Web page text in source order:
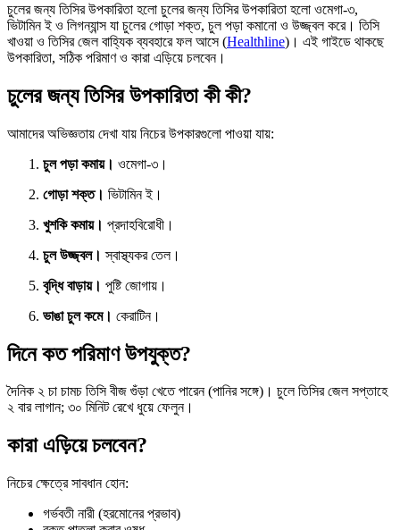
চুলের জন্য তিসির উপকারিতা হলো চুলের জন্য তিসির উপকারিতা হলো ওমেগা-৩,
ভিটামিন ই ও লিগন্যান্স যা চুলের গোড়া শক্ত, চুল পড়া কমানো ও উজ্জ্বল করে। তিসি
খাওয়া ও তিসির জেল বাহ্যিক ব্যবহারে ফল আসে (Healthline)। এই গাইডে থাকছে
উপকারিতা, সঠিক পরিমাণ ও কারা এড়িয়ে চলবেন।
চুলের জন্য তিসির উপকারিতা কী কী?
আমাদের অভিজ্ঞতায় দেখা যায় নিচের উপকারগুলো পাওয়া যায়:
চুল পড়া কমায়। ওমেগা-৩।
গোড়া শক্ত। ভিটামিন ই।
খুশকি কমায়। প্রদাহবিরোধী।
চুল উজ্জ্বল। স্বাস্থ্যকর তেল।
বৃদ্ধি বাড়ায়। পুষ্টি জোগায়।
ভাঙা চুল কমে। কেরাটিন।
দিনে কত পরিমাণ উপযুক্ত?
দৈনিক ২ চা চামচ তিসি বীজ গুঁড়া খেতে পারেন (পানির সঙ্গে)। চুলে তিসির জেল সপ্তাহে
২ বার লাগান; ৩০ মিনিট রেখে ধুয়ে ফেলুন।
কারা এড়িয়ে চলবেন?
নিচের ক্ষেত্রে সাবধান হোন:
গর্ভবতী নারী (হরমোনের প্রভাব)